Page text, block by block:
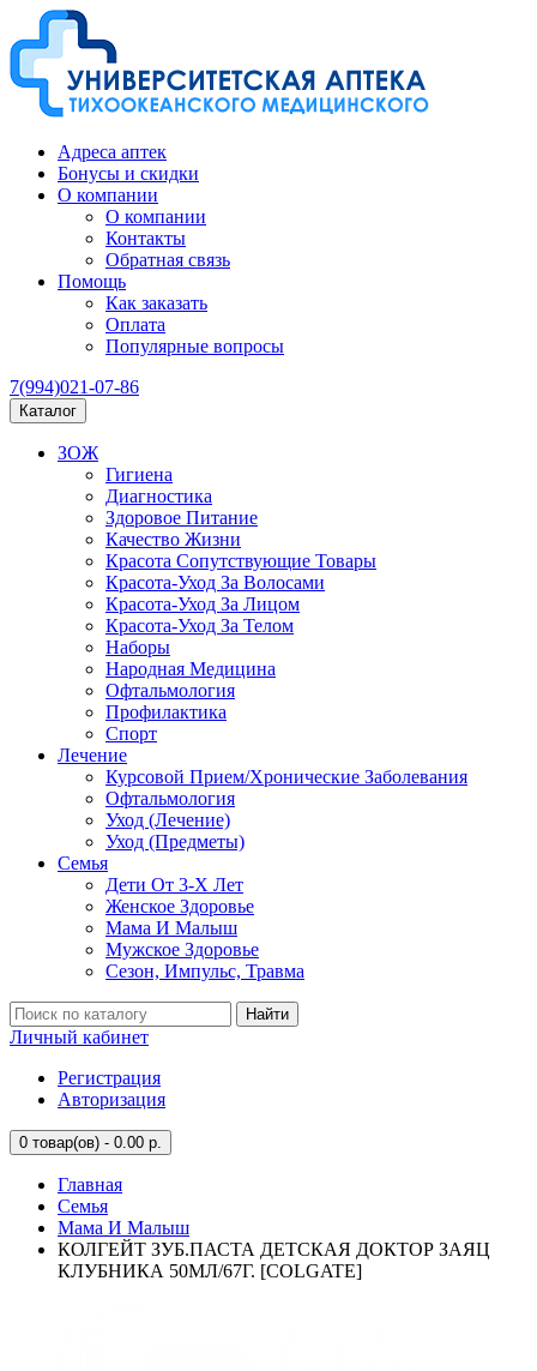
Адреса аптек
Бонусы и скидки
О компании
О компании
Контакты
Обратная связь
Помощь
Как заказать
Оплата
Популярные вопросы
7(994)021-07-86
Каталог
ЗОЖ
Гигиена
Диагностика
Здоровое Питание
Качество Жизни
Красота Сопутствующие Товары
Красота-Уход За Волосами
Красота-Уход За Лицом
Красота-Уход За Телом
Наборы
Народная Медицина
Офтальмология
Профилактика
Спорт
Лечение
Курсовой Прием/Хронические Заболевания
Офтальмология
Уход (Лечение)
Уход (Предметы)
Семья
Дети От 3-Х Лет
Женское Здоровье
Мама И Малыш
Мужское Здоровье
Сезон, Импульс, Травма
Найти
Личный кабинет
Регистрация
Авторизация
0 товар(ов) - 0.00 р.
Главная
Семья
Мама И Малыш
КОЛГЕЙТ ЗУБ.ПАСТА ДЕТСКАЯ ДОКТОР ЗАЯЦ
КЛУБНИКА 50МЛ/67Г. [COLGATE]